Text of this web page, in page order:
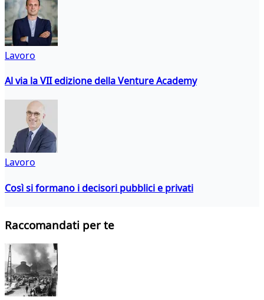
Lavoro
Al via la VII edizione della Venture Academy
Lavoro
Così si formano i decisori pubblici e privati
Raccomandati per te